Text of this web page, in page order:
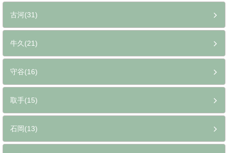
古河(31)
牛久(21)
守谷(16)
取手(15)
石岡(13)